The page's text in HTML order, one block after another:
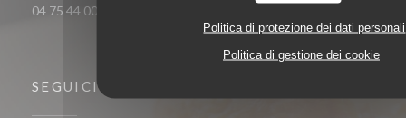
Politica di protezione dei dati personali
Politica di gestione dei cookie
04 75 44 00 04
SEGUICI